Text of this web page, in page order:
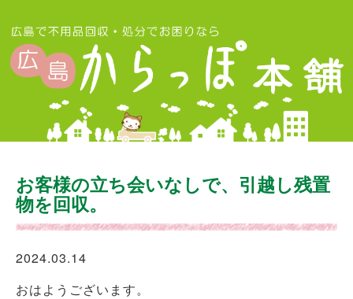
お客様の立ち会いなしで、引越し残置
物を回収。
2024.03.14
おはようございます。